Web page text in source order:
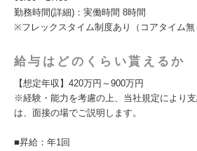
勤務時間(詳細)：実働時間 8時間
※フレックスタイム制度あり（コアタイム無
給与はどのくらい貰えるか
【想定年収】420万円～900万円
※経験・能力を考慮の上、当社規定により支
は、面接の場でご説明します。
■昇給：年1回